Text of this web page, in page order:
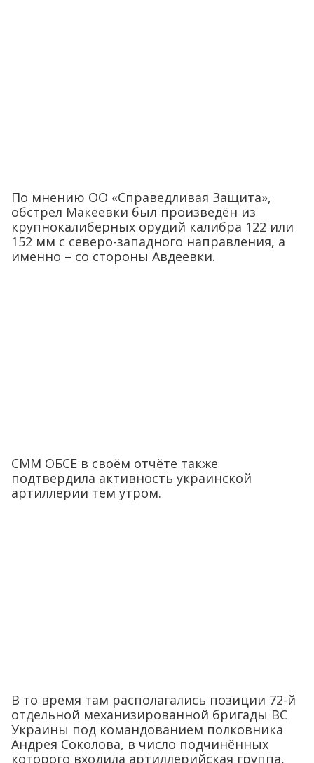
По мнению ОО «Справедливая Защита»,
обстрел Макеевки был произведён из
крупнокалиберных орудий калибра 122 или
152 мм с северо-западного направления, а
именно – со стороны Авдеевки.
СММ ОБСЕ в своём отчёте также
подтвердила активность украинской
артиллерии тем утром.
В то время там располагались позиции 72-й
отдельной механизированной бригады ВС
Украины под командованием полковника
Андрея Соколова, в число подчинённых
которого входила артиллерийская группа,